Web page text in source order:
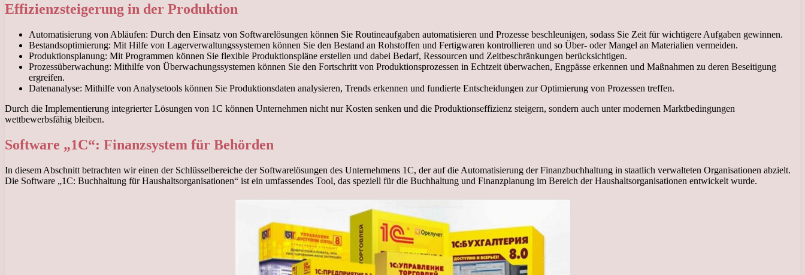
Effizienzsteigerung in der Produktion
Automatisierung von Abläufen: Durch den Einsatz von Softwarelösungen können Sie Routineaufgaben automatisieren und Prozesse beschleunigen, sodass Sie Zeit für wichtigere Aufgaben gewinnen.
Bestandsoptimierung: Mit Hilfe von Lagerverwaltungssystemen können Sie den Bestand an Rohstoffen und Fertigwaren kontrollieren und so Über- oder Mangel an Materialien vermeiden.
Produktionsplanung: Mit Programmen können Sie flexible Produktionspläne erstellen und dabei Bedarf, Ressourcen und Zeitbeschränkungen berücksichtigen.
Prozessüberwachung: Mithilfe von Überwachungssystemen können Sie den Fortschritt von Produktionsprozessen in Echtzeit überwachen, Engpässe erkennen und Maßnahmen zu deren Beseitigung
ergreifen.
Datenanalyse: Mithilfe von Analysetools können Sie Produktionsdaten analysieren, Trends erkennen und fundierte Entscheidungen zur Optimierung von Prozessen treffen.
Durch die Implementierung integrierter Lösungen von 1C können Unternehmen nicht nur Kosten senken und die Produktionseffizienz steigern, sondern auch unter modernen Marktbedingungen
wettbewerbsfähig bleiben.
Software „1C“: Finanzsystem für Behörden
In diesem Abschnitt betrachten wir einen der Schlüsselbereiche der Softwarelösungen des Unternehmens 1C, der auf die Automatisierung der Finanzbuchhaltung in staatlich verwalteten Organisationen abzielt.
Die Software „1C: Buchhaltung für Haushaltsorganisationen“ ist ein umfassendes Tool, das speziell für die Buchhaltung und Finanzplanung im Bereich der Haushaltsorganisationen entwickelt wurde.